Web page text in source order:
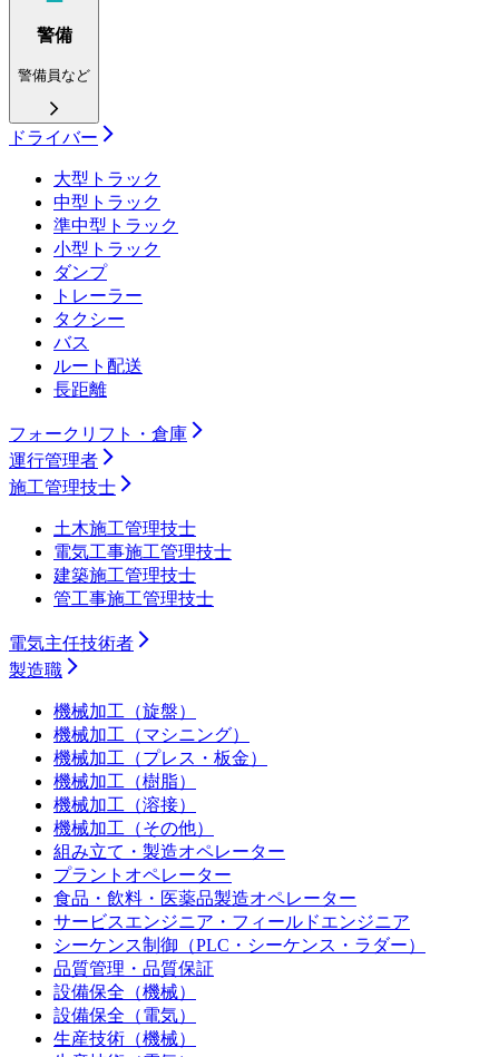
警備
警備員など
ドライバー
大型トラック
中型トラック
準中型トラック
小型トラック
ダンプ
トレーラー
タクシー
バス
ルート配送
長距離
フォークリフト・倉庫
運行管理者
施工管理技士
土木施工管理技士
電気工事施工管理技士
建築施工管理技士
管工事施工管理技士
電気主任技術者
製造職
機械加工（旋盤）
機械加工（マシニング）
機械加工（プレス・板金）
機械加工（樹脂）
機械加工（溶接）
機械加工（その他）
組み立て・製造オペレーター
プラントオペレーター
食品・飲料・医薬品製造オペレーター
サービスエンジニア・フィールドエンジニア
シーケンス制御（PLC・シーケンス・ラダー）
品質管理・品質保証
設備保全（機械）
設備保全（電気）
生産技術（機械）